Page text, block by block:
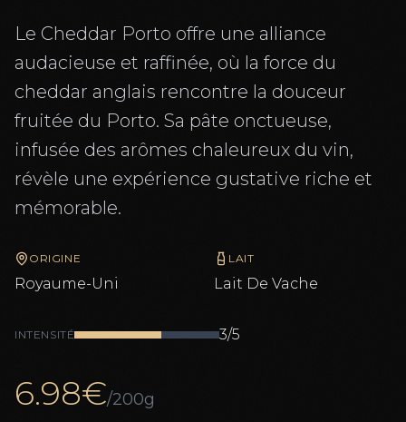
Le Cheddar Porto offre une alliance
audacieuse et raffinée, où la force du
cheddar anglais rencontre la douceur
fruitée du Porto. Sa pâte onctueuse,
infusée des arômes chaleureux du vin,
révèle une expérience gustative riche et
mémorable.
ORIGINE
Royaume-Uni
LAIT
Lait De Vache
INTENSITÉ 3/5
6.98€/200g